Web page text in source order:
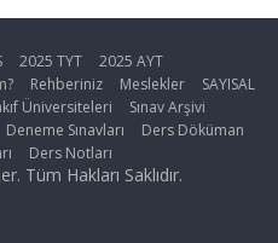
2025 TYT
2025 AYT
Rehberiniz Meslekler
SAYISAL
Üniversiteleri
Sınav Arşivi
Deneme Sınavları
Ders Döküman
Ders Notları
Tüm Hakları Saklıdır.